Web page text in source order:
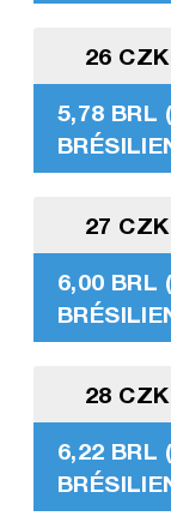
26
5,78 BRL
27
6,00 BRL
28
6,22 BRL